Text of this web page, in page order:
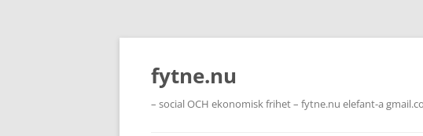
Hoppa
innehåll
fytne.nu
– social OCH ekonomisk frihet – fytne.nu elefant-a